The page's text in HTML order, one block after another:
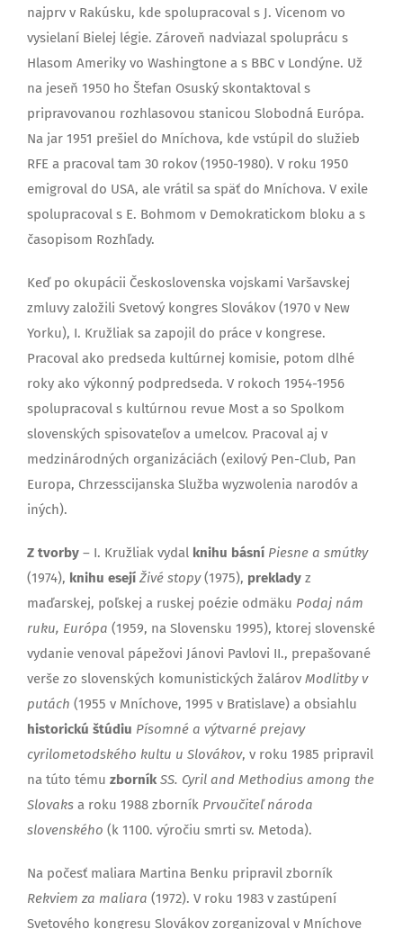
najprv v Rakúsku, kde spolupracoval s J. Vicenom vo
vysielaní Bielej légie. Zároveň nadviazal spoluprácu s
Hlasom Ameriky vo Washingtone a s BBC v Londýne. Už
na jeseň 1950 ho Štefan Osuský skontaktoval s
pripravovanou rozhlasovou stanicou Slobodná Európa.
Na jar 1951 prešiel do Mníchova, kde vstúpil do služieb
RFE a pracoval tam 30 rokov (1950-1980). V roku 1950
emigroval do USA, ale vrátil sa späť do Mníchova. V exile
spolupracoval s E. Bohmom v Demokratickom bloku a s
časopisom Rozhľady.
Keď po okupácii Československa vojskami Varšavskej
zmluvy založili Svetový kongres Slovákov (1970 v New
Yorku), I. Kružliak sa zapojil do práce v kongrese.
Pracoval ako predseda kultúrnej komisie, potom dlhé
roky ako výkonný podpredseda. V rokoch 1954-1956
spolupracoval s kultúrnou revue Most a so Spolkom
slovenských spisovateľov a umelcov. Pracoval aj v
medzinárodných organizáciách (exilový Pen-Club, Pan
Europa, Chrzesscijanska Služba wyzwolenia narodóv a
iných).
Z tvorby – I. Kružliak vydal knihu básní Piesne a smútky
(1974), knihu esejí Živé stopy(1975), preklady z
maďarskej, poľskej a ruskej poézie odmäku Podaj nám
ruku, Európa (1959, na Slovensku 1995), ktorej slovenské
vydanie venoval pápežovi Jánovi Pavlovi II., prepašované
verše zo slovenských komunistických žalárov Modlitby v
putách (1955 v Mníchove, 1995 v Bratislave) a obsiahlu
historickú štúdiu Písomné a výtvarné prejavy
cyrilometodského kultu u Slovákov, v roku 1985 pripravil
na túto tému zborník SS. Cyril and Methodius among the
Slovaks a roku 1988 zborník Prvoučiteľ národa
slovenského (k 1100. výročiu smrti sv. Metoda).
Na počesť maliara Martina Benku pripravil zborník
Rekviem za maliara (1972). V roku 1983 v zastúpení
Svetového kongresu Slovákov zorganizoval v Mníchove